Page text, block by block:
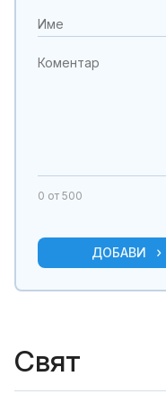
0 от 500
ДОБАВИ
Свят